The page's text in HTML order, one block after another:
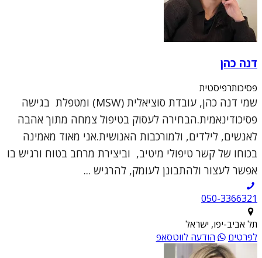
דנה כהן
פסיכותרפיסטית
שמי דנה כהן, עובדת סוציאלית (MSW) ומטפלת בגישה
פסיכודינאמית.הבחירה לעסוק בטיפול צמחה מתוך אהבה
לאנשים, לילדים, ולמורכבות האנושית.אני מאוד מאמינה
בכוחו של קשר טיפולי מיטיב, וביצירת מרחב בטוח ורגיש בו
אפשר לעצור ולהתבונן לעומק, להרגיש ...
050-3366321
תל אביב-יפו, ישראל
לפרטים
הודעה לווטסאפ